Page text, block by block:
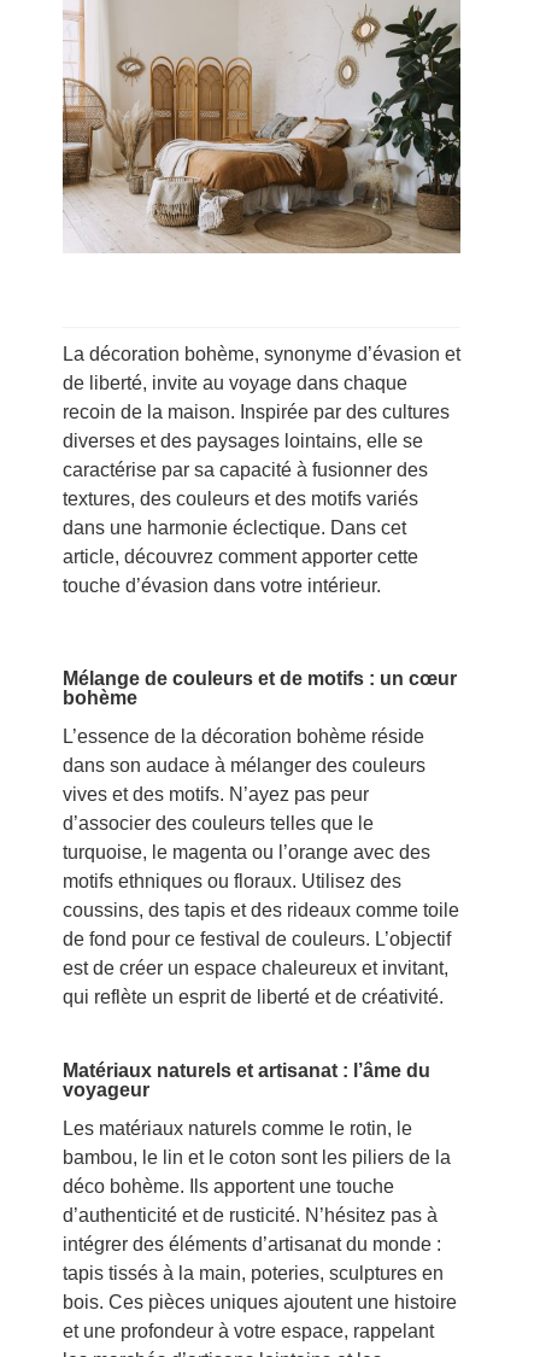
La décoration bohème, synonyme d’évasion et
de liberté, invite au voyage dans chaque
recoin de la maison. Inspirée par des cultures
diverses et des paysages lointains, elle se
caractérise par sa capacité à fusionner des
textures, des couleurs et des motifs variés
dans une harmonie éclectique. Dans cet
article, découvrez comment apporter cette
touche d’évasion dans votre intérieur.
Mélange de couleurs et de motifs : un cœur
bohème
L’essence de la décoration bohème réside
dans son audace à mélanger des couleurs
vives et des motifs. N’ayez pas peur
d’associer des couleurs telles que le
turquoise, le magenta ou l’orange avec des
motifs ethniques ou floraux. Utilisez des
coussins, des tapis et des rideaux comme toile
de fond pour ce festival de couleurs. L’objectif
est de créer un espace chaleureux et invitant,
qui reflète un esprit de liberté et de créativité.
Matériaux naturels et artisanat : l’âme du
voyageur
Les matériaux naturels comme le rotin, le
bambou, le lin et le coton sont les piliers de la
déco bohème. Ils apportent une touche
d’authenticité et de rusticité. N’hésitez pas à
intégrer des éléments d’artisanat du monde :
tapis tissés à la main, poteries, sculptures en
bois. Ces pièces uniques ajoutent une histoire
et une profondeur à votre espace, rappelant